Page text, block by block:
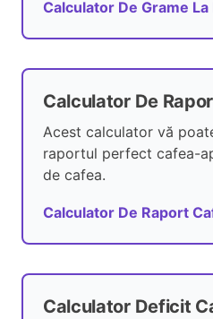
Calculator De Grame
Calculator De
Acest calculator vă
raportul perfect cafea-
de cafea.
Calculator De Raport
Calculator Deficit